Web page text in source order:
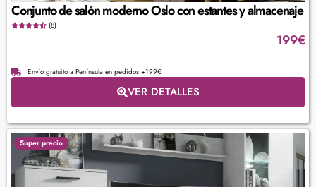
Conjunto de salón moderno Oslo con estantes y almacenaje
(8)
199€
Envío gratuito a Península en pedidos +199€
VER DETALLES
Super precio